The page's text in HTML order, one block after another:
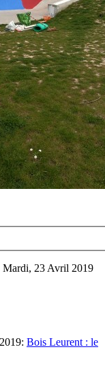
Mardi, 23 Avril 2019
Bois Leurent : le